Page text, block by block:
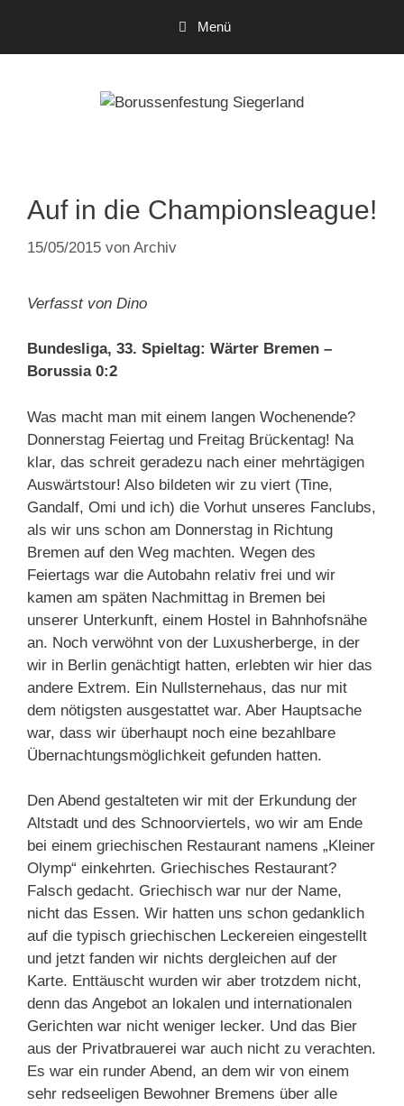
springen
Menü
Auf in die Championsleague!
15/05/2015 von Archiv
Verfasst von Dino
Bundesliga, 33. Spieltag: Wärter Bremen –
Borussia 0:2
Was macht man mit einem langen Wochenende?
Donnerstag Feiertag und Freitag Brückentag! Na
klar, das schreit geradezu nach einer mehrtägigen
Auswärtstour! Also bildeten wir zu viert (Tine,
Gandalf, Omi und ich) die Vorhut unseres Fanclubs,
als wir uns schon am Donnerstag in Richtung
Bremen auf den Weg machten. Wegen des
Feiertags war die Autobahn relativ frei und wir
kamen am späten Nachmittag in Bremen bei
unserer Unterkunft, einem Hostel in Bahnhofsnähe
an. Noch verwöhnt von der Luxusherberge, in der
wir in Berlin genächtigt hatten, erlebten wir hier das
andere Extrem. Ein Nullsternehaus, das nur mit
dem nötigsten ausgestattet war. Aber Hauptsache
war, dass wir überhaupt noch eine bezahlbare
Übernachtungsmöglichkeit gefunden hatten.
Den Abend gestalteten wir mit der Erkundung der
Altstadt und des Schnoorviertels, wo wir am Ende
bei einem griechischen Restaurant namens „Kleiner
Olymp“ einkehrten. Griechisches Restaurant?
Falsch gedacht. Griechisch war nur der Name,
nicht das Essen. Wir hatten uns schon gedanklich
auf die typisch griechischen Leckereien eingestellt
und jetzt fanden wir nichts dergleichen auf der
Karte. Enttäuscht wurden wir aber trotzdem nicht,
denn das Angebot an lokalen und internationalen
Gerichten war nicht weniger lecker. Und das Bier
aus der Privatbrauerei war auch nicht zu verachten.
Es war ein runder Abend, an dem wir von einem
sehr redseeligen Bewohner Bremens über alle